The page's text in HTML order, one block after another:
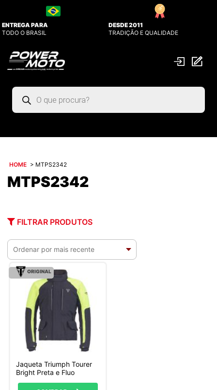
ENTREGA PARA
TODO O BRASIL
DESDE 2011
TRADIÇÃO E QUALIDADE
Pesquisar
produtos
HOME > MTPS2342
MTPS2342
FILTRAR PRODUTOS
ORIGINAL
Jaqueta Triumph Tourer
Bright Preta e Fluo